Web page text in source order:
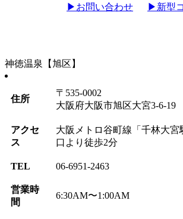
▶︎お問い合わせ
▶︎新型
神徳温泉【旭区】
住所
〒535-0002
大阪府大阪市旭区大宮3-6-19
アクセ
ス
大阪メトロ谷町線「千林大宮
口より徒歩2分
TEL 06-6951-2463
営業時
間
6:30AM〜1:00AM